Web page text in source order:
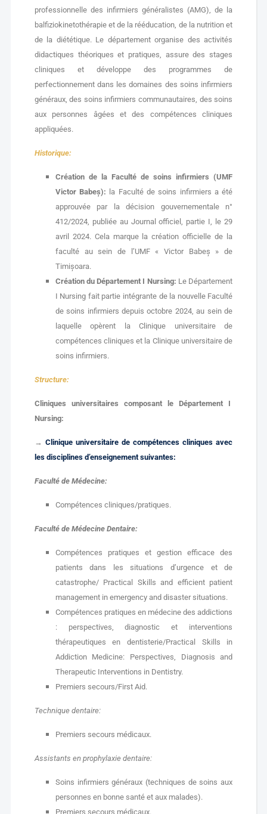
professionnelle des infirmiers généralistes (AMG), de la
balfiziokinetothérapie et de la rééducation, de la nutrition et
de la diététique. Le département organise des activités
didactiques théoriques et pratiques, assure des stages
cliniques et développe des programmes de
perfectionnement dans les domaines des soins infirmiers
généraux, des soins infirmiers communautaires, des soins
aux personnes âgées et des compétences cliniques
appliquées.
Historique:
Création de la Faculté de soins infirmiers (UMF
Victor Babeș): la Faculté de soins infirmiers a été
approuvée par la décision gouvernementale n°
412/2024, publiée au Journal officiel, partie I, le 29
avril 2024. Cela marque la création officielle de la
faculté au sein de l’UMF « Victor Babeș » de
Timișoara.
Création du Département I Nursing: Le Département
I Nursing fait partie intégrante de la nouvelle Faculté
de soins infirmiers depuis octobre 2024, au sein de
laquelle opèrent la Clinique universitaire de
compétences cliniques et la Clinique universitaire de
soins infirmiers.
Structure:
Cliniques universitaires composant le Département I
Nursing:
→ Clinique universitaire de compétences cliniques avec
les disciplines d’enseignement suivantes:
Faculté de Médecine:
Compétences cliniques/pratiques.
Faculté de Médecine Dentaire:
Compétences pratiques et gestion efficace des
patients dans les situations d’urgence et de
catastrophe/ Practical Skills and efficient patient
management in emergency and disaster situations.
Compétences pratiques en médecine des addictions
: perspectives, diagnostic et interventions
thérapeutiques en dentisterie/Practical Skills in
Addiction Medicine: Perspectives, Diagnosis and
Therapeutic Interventions in Dentistry.
Premiers secours/First Aid.
Technique dentaire:
Premiers secours médicaux.
Assistants en prophylaxie dentaire:
Soins infirmiers généraux (techniques de soins aux
personnes en bonne santé et aux malades).
Premiers secours médicaux.